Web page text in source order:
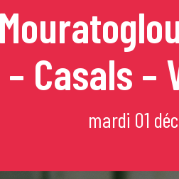
de Cortot
Casals
mardi 01